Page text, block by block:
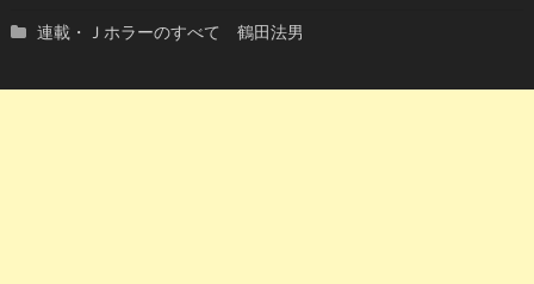
連載・Ｊホラーのすべて 鶴田法男